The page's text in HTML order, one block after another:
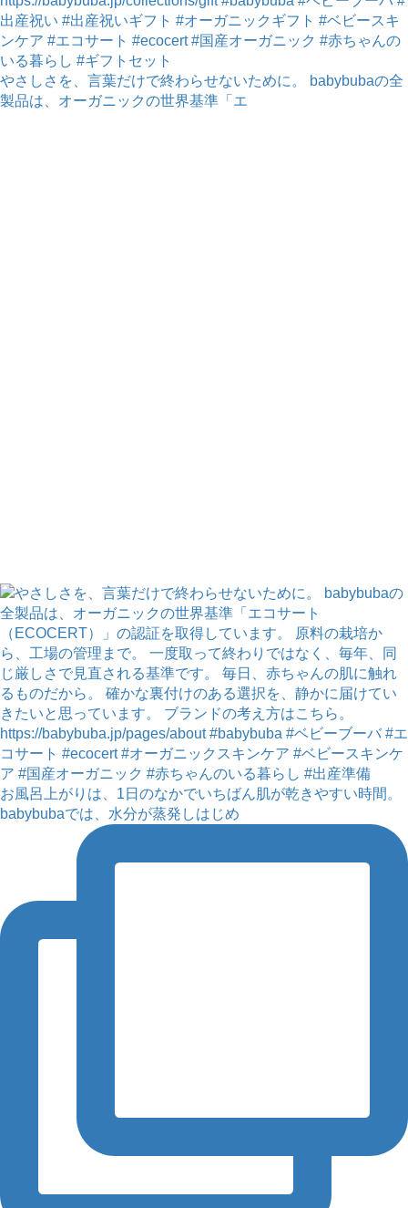
やさしさを、言葉だけで終わらせないために。 babybubaの全
製品は、オーガニックの世界基準「エ
お風呂上がりは、1日のなかでいちばん肌が乾きやすい時間。
babybubaでは、水分が蒸発しはじめ